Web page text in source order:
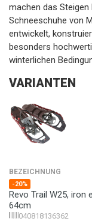
machen das
Schneeschuhe von
entwickelt,
besonders
winterlichen
VARIANTEN
BEZEICHNUNG
-20%
Revo Trail W25, iron
64cm
040818136362